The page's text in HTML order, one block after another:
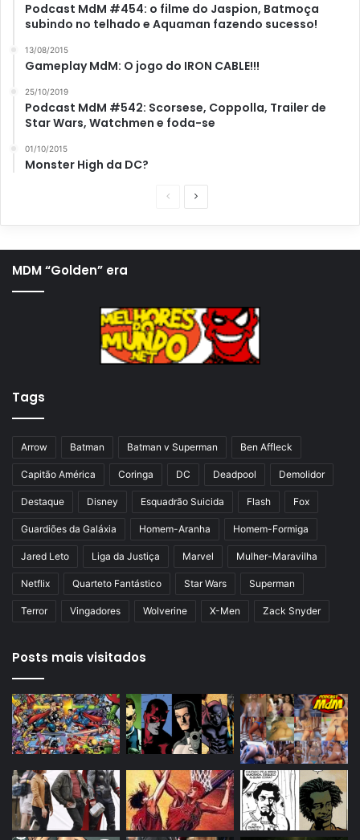
Podcast MdM #454: o filme do Jaspion, Batmoça
subindo no telhado e Aquaman fazendo sucesso!
13/08/2015
Gameplay MdM: O jogo do IRON CABLE!!!
25/10/2019
Podcast MdM #542: Scorsese, Coppolla, Trailer de
Star Wars, Watchmen e foda-se
01/10/2015
Monster High da DC?
a
a
n
m
a
n
MDM “Golden” era
Tags
Arrow Batman Batman v Superman Ben Affleck
Capitão América Coringa DC Deadpool Demolidor
Destaque Disney Esquadrão Suicida Flash Fox
Guardiões da Galáxia Homem-Aranha Homem-Formiga
Jared Leto Liga da Justiça Marvel Mulher-Maravilha
Netflix Quarteto Fantástico Star Wars Superman
Terror Vingadores Wolverine X-Men Zack Snyder
Posts mais visitados